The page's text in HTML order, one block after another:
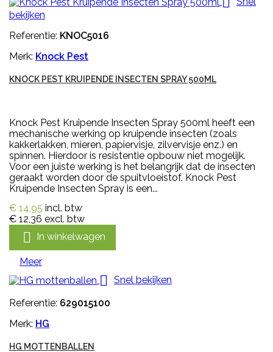
bekijken
Referentie: KNOC5016
Merk: Knock Pest
KNOCK PEST KRUIPENDE INSECTEN SPRAY 500ML
Knock Pest Kruipende Insecten Spray 500ml heeft een
mechanische werking op kruipende insecten (zoals
kakkerlakken, mieren, papiervisje, zilvervisje enz.) en
spinnen. Hierdoor is resistentie opbouw niet mogelijk.
Voor een juiste werking is het belangrijk dat de insecten
geraakt worden door de spuitvloeistof. Knock Pest
Kruipende Insecten Spray is een...
€ 14,95 incl. btw
€ 12,36 excl. btw
 In winkelwagen
Meer
 Snel bekijken
Referentie: 629015100
Merk: HG
HG MOTTENBALLEN